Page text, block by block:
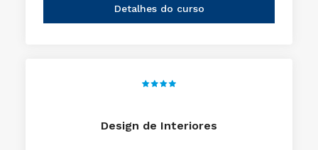
Detalhes do curso
Design de Interiores